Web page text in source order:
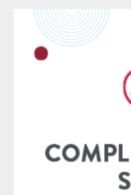
de garantie des
Ce pouvoir nourrit
affaiblit
En pratique, les
marqué par des
chronique, les
gouvernement
procédurales, la
des audiences —
populaires — ainsi
principes
données génétiques,
graves à l’équilibre
logique qui sous-
l’œuvre dans